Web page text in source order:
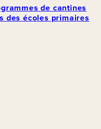
de cantines
des écoles primaires